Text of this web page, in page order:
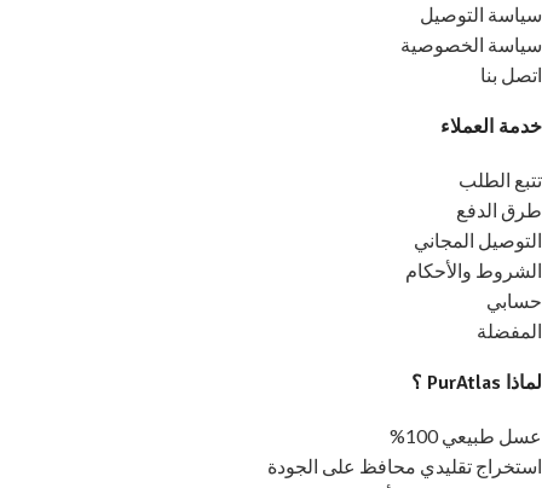
سياسة التوصيل
سياسة الخصوصية
اتصل بنا
خدمة العملاء
تتبع الطلب
طرق الدفع
التوصيل المجاني
الشروط والأحكام
حسابي
المفضلة
لماذا PurAtlas ؟
عسل طبيعي 100%
استخراج تقليدي محافظ على الجودة